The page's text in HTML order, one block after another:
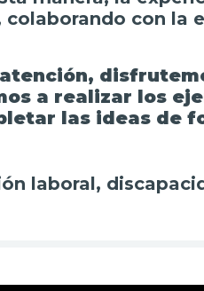
con la
a realizar los
las ideas de
laboral,